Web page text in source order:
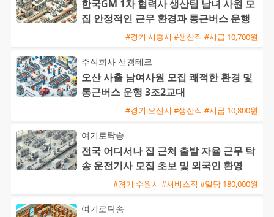
한국GM 1차 협력사 생산팀 남녀 사원 모
집 안정적인 근무 환경과 통근버스 운행
#경기 시흥시 #생산직 #시급 10,700원
주식회사 선경테크
오산 사출 남여사원 모집 쾌적한 환경 및
통근버스 운행 3조2교대
#경기 오산시 #생산직 #시급 10,800원
여기로탁송
전국 어디서나 집 근처 출발 자율 근무 탁
송 운전기사 모집 초보 및 외국인 환영
#경기 수원시 #서비스직 #일당 180,000원
여기로탁송